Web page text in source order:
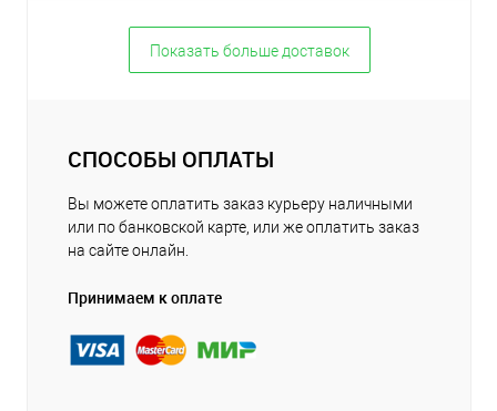
Показать больше доставок
СПОСОБЫ ОПЛАТЫ
Вы можете оплатить заказ курьеру наличными
или по банковской карте, или же оплатить заказ
на сайте онлайн.
Принимаем к оплате